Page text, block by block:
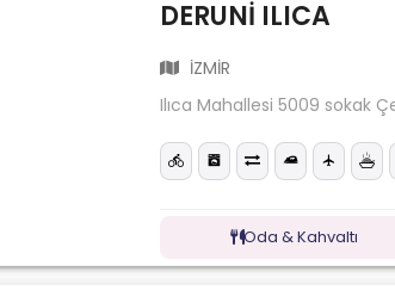
DERUNİ ILICA
İZMİR
Ilıca Mahallesi 5009 sokak
Oda & Kahvaltı